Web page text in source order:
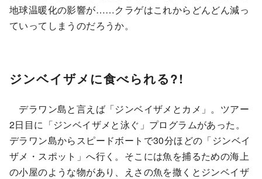
地球温暖化の影響が……クラゲはこれからどんどん減っ
ていってしまうのだろうか。
ジンベイザメに食べられる?!
デラワン島と言えば「ジンベイザメとカメ」。ツアー
2日目に「ジンベイザメと泳ぐ」プログラムがあった。
デラワン島からスピードボートで30分ほどの「ジンベイ
ザメ・スポット」へ行く。そこには魚を捕るための海上
の小屋のような物があり、えさの魚を撒くとジンベイザ